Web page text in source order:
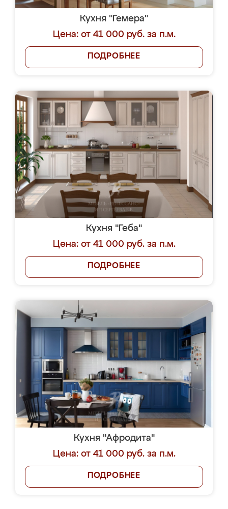
Кухня "Гемера"
Цена: от 41 000 руб. за п.м.
ПОДРОБНЕЕ
Кухня "Геба"
Цена: от 41 000 руб. за п.м.
ПОДРОБНЕЕ
Кухня "Афродита"
Цена: от 41 000 руб. за п.м.
ПОДРОБНЕЕ